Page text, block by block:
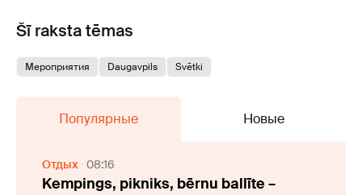
Šī raksta tēmas
Мероприятия Daugavpils Svētki
Популярные Новые
Отдых 08:16
Kempings, pikniks, bērnu ballīte –